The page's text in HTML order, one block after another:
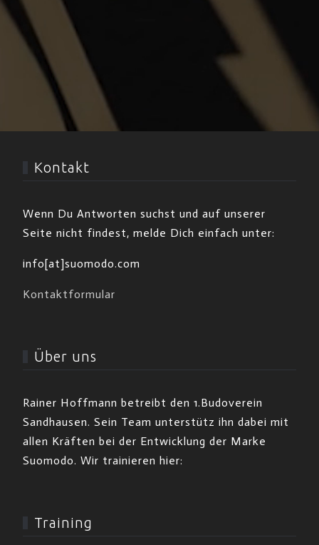
Kontakt
Wenn Du Antworten suchst und auf unserer
Seite nicht findest, melde Dich einfach unter:
info[at]suomodo.com
Kontaktformular
Über uns
Rainer Hoffmann betreibt den 1.Budoverein
Sandhausen. Sein Team unterstütz ihn dabei mit
allen Kräften bei der Entwicklung der Marke
Suomodo. Wir trainieren hier:
Training